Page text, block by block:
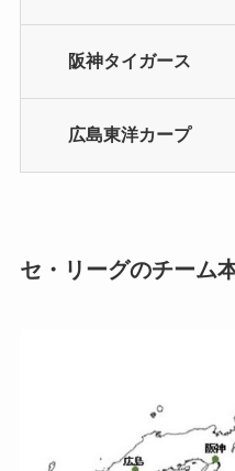
阪神タイガース
広島東洋カープ
セ・リーグのチーム